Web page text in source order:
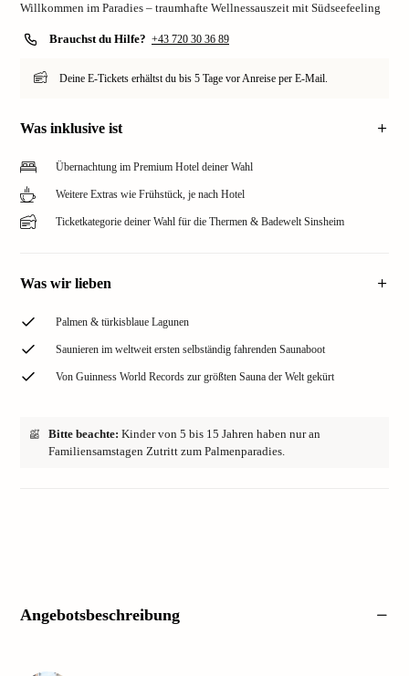
Willkommen im Paradies – traumhafte Wellnessauszeit mit Südseefeeling
Brauchst du Hilfe? +43 720 30 36 89
Deine E-Tickets erhältst du bis 5 Tage vor Anreise per E-Mail.
Was inklusive ist
Übernachtung im Premium Hotel deiner Wahl
Weitere Extras wie Frühstück, je nach Hotel
Ticketkategorie deiner Wahl für die Thermen & Badewelt Sinsheim
Was wir lieben
Palmen & türkisblaue Lagunen
Saunieren im weltweit ersten selbständig fahrenden Saunaboot
Von Guinness World Records zur größten Sauna der Welt gekürt
Bitte beachte: Kinder von 5 bis 15 Jahren haben nur an
Familiensamstagen Zutritt zum Palmenparadies.
Angebotsbeschreibung